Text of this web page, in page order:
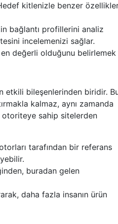
kitlenizle benzer
bağlantı profillerini analiz
incelemenizi sağlar.
değerli olduğunu belirlemek
etkili bileşenlerinden biridir.
kalmaz, aynı zamanda
sahip sitelerden
tarafından bir referans
buradan gelen
daha fazla insanın ürün